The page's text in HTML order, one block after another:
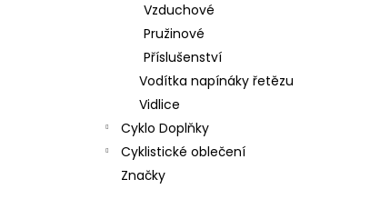
Vzduchové
Pružinové
Příslušenství
Vodítka napínáky řetězu
Vidlice
Cyklo Doplňky
Cyklistické oblečení
Značky